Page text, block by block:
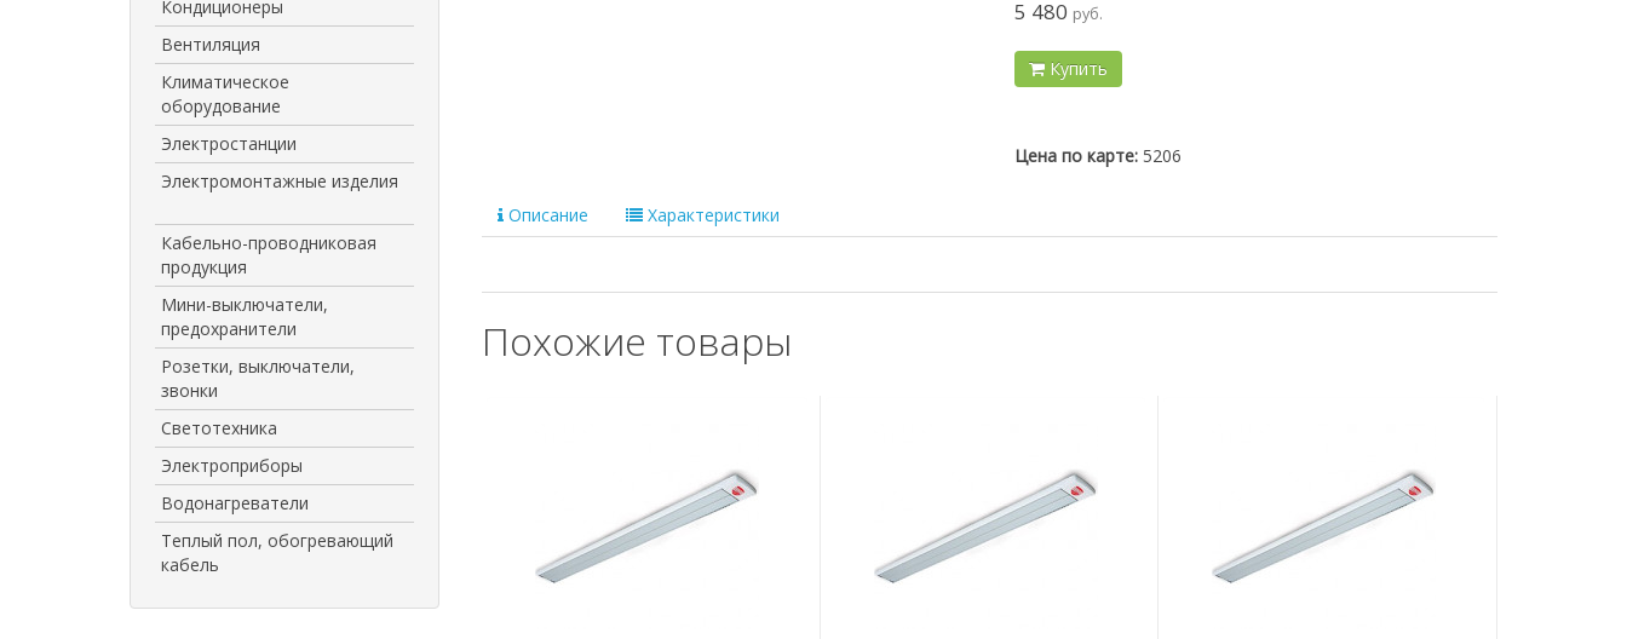
5 480 руб.
Купить
Цена по карте:5206
Описание Характеристики
Похожие товары
Кондиционеры
Вентиляция
Климатическое
оборудование
Электростанции
Электромонтажные изделия
Кабельно-проводниковая
продукция
Мини-выключатели,
предохранители
Розетки, выключатели,
звонки
Светотехника
Электроприборы
Водонагреватели
Теплый пол, обогревающий
кабель